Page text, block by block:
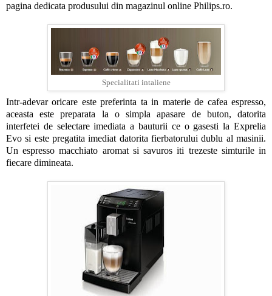
pagina dedicata produsului din magazinul online Philips.ro.
Specialitati intaliene
Intr-adevar oricare este preferinta ta in materie de cafea espresso,
aceasta este preparata la o simpla apasare de buton, datorita
interfetei de selectare imediata a bauturii ce o gasesti la Exprelia
Evo si este pregatita imediat datorita fierbatorului dublu al masinii.
Un espresso macchiato aromat si savuros iti trezeste simturile in
fiecare dimineata.